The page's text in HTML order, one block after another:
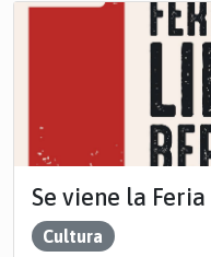
Se viene la
Cultura